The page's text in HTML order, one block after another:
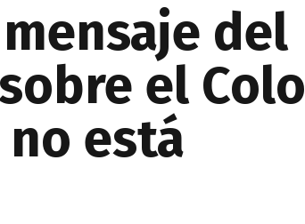
del
el Colo
está